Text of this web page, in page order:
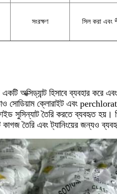
সংরক্ষণ সিল করা এবং
অক্সিড্যান্ট হিসাবে ব্যবহার করে
সোডিয়াম ক্লোরাইট এবং perchlorate
সুসিন্যাট তৈরি করতে ব্যবহৃত হয়।
কাগজ তৈরি এবং ট্যানিংয়ের জন্যও